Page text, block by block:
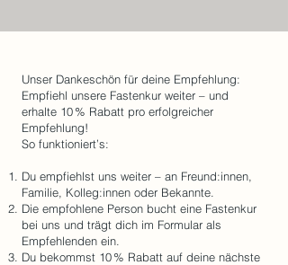
Unser Dankeschön für deine Empfehlung:
Empfiehl unsere Fastenkur weiter – und
erhalte 10 % Rabatt pro erfolgreicher
Empfehlung!
So funktioniert’s:
Du empfiehlst uns weiter – an Freund:innen,
Familie, Kolleg:innen oder Bekannte.
Die empfohlene Person bucht eine Fastenkur
bei uns und trägt dich im Formular als
Empfehlenden ein.
Du bekommst 10 % Rabatt auf deine nächste